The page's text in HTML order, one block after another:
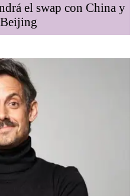
el swap con China y